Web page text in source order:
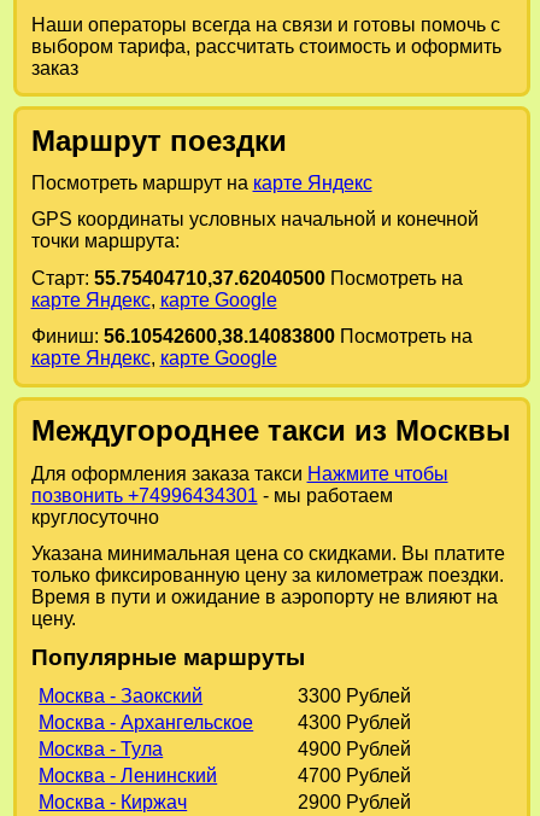
Наши операторы всегда на связи и готовы помочь с
выбором тарифа, рассчитать стоимость и оформить
заказ
Маршрут поездки
Посмотреть маршрут на карте Яндекс
GPS координаты условных начальной и конечной
точки маршрута:
Старт: 55.75404710,37.62040500Посмотреть на
карте Яндекс, карте Google
Финиш: 56.10542600,38.14083800Посмотреть на
карте Яндекс, карте Google
Междугороднее такси из Москвы
Для оформления заказа такси Нажмите чтобы
позвонить +74996434301 - мы работаем
круглосуточно
Указана минимальная цена со скидками. Вы платите
только фиксированную цену за километраж поездки.
Время в пути и ожидание в аэропорту не влияют на
цену.
Популярные маршруты
Москва - Заокский
3300 Рублей
Москва - Архангельское
4300 Рублей
Москва - Тула
4900 Рублей
Москва - Ленинский
4700 Рублей
Москва - Киржач
2900 Рублей